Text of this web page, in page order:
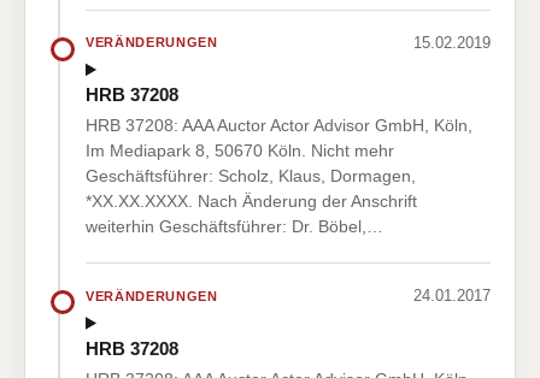
VERÄNDERUNGEN 15.02.2019
HRB 37208
HRB 37208: AAA Auctor Actor Advisor GmbH, Köln,
Im Mediapark 8, 50670 Köln. Nicht mehr
Geschäftsführer: Scholz, Klaus, Dormagen,
*XX.XX.XXXX. Nach Änderung der Anschrift
weiterhin Geschäftsführer: Dr. Böbel,…
VERÄNDERUNGEN 24.01.2017
HRB 37208